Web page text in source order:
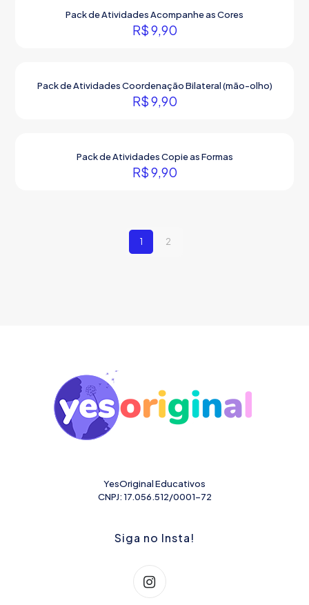
Pack de Atividades Acompanhe as Cores
R$9,90
Pack de Atividades Coordenação Bilateral (mão-olho)
R$9,90
Pack de Atividades Copie as Formas
R$9,90
1 2
YesOriginal Educativos
CNPJ: 17.056.512/0001-72
Siga no Insta!